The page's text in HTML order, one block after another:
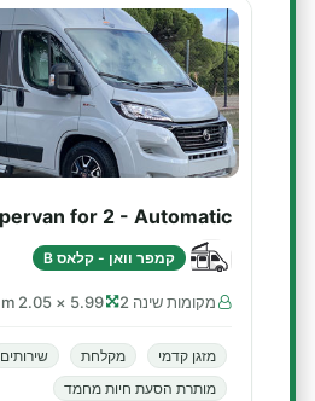
for 2 - Automatic
קמפר וואן - קלאס B
מקומות שינה 2 5.99 × 2.05 m
מזגן קדמי מקלחת
שירותים
מותרת הסעת חיות מחמד